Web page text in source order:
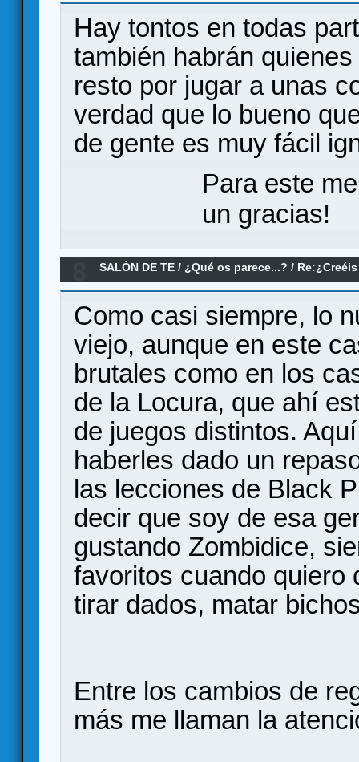
Hay tontos en todas
también habrán
resto por jugar a unas
verdad que lo bueno
de gente es muy fácil
Para este
un gracias!
SALÓN DE TE / ¿Qué os parece...? /
Como casi siempre, lo
viejo, aunque en este
brutales como en los
de la Locura, que ahí
de juegos distintos.
haberles dado un
las lecciones de Black
decir que soy de esa
gustando Zombidice,
favoritos cuando quiero
tirar dados, matar
Entre los cambios de
más me llaman la